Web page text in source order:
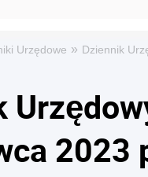
Urzędowe » Dziennik
2023